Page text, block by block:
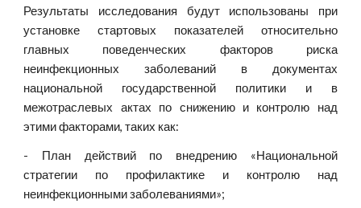
Результаты исследования будут использованы при
установке стартовых показателей относительно
главных поведенческих факторов риска
неинфекционных заболеваний в документах
национальной государственной политики и в
межотраслевых актах по снижению и контролю над
этими факторами, таких как:
- План действий по внедрению «Национальной
стратегии по профилактике и контролю над
неинфекционными заболеваниями»;